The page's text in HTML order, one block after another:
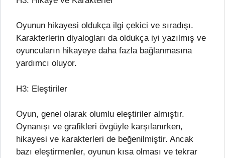
Oyunun hikayesi oldukça ilgi çekici ve sıradışı.
Karakterlerin diyalogları da oldukça iyi yazılmış ve
oyuncuların hikayeye daha fazla bağlanmasına
yardımcı oluyor.
H3: Eleştiriler
Oyun, genel olarak olumlu eleştiriler almıştır.
Oynanışı ve grafikleri övgüyle karşılanırken,
hikayesi ve karakterleri de beğenilmiştir. Ancak
bazı eleştirmenler, oyunun kısa olması ve tekrar